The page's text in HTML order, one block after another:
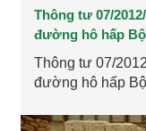
Thông tư 07/
đường hô hấp
Thông tư 07/
đường hô hấp